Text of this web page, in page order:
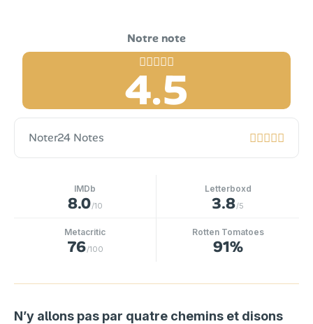
IMDb
8.0/10
Letterboxd
3.8/5
Metacritic
76/100
Rotten Tomatoes
91%
Noter24 Notes
4.5
N’y allons pas par quatre chemins et disons